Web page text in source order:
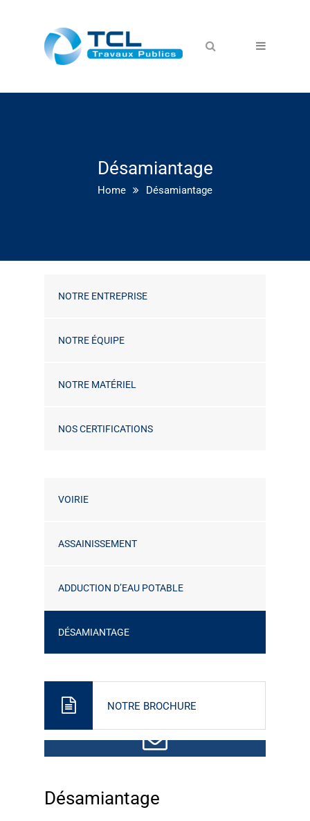
Désamiantage
Home Désamiantage
NOTRE ENTREPRISE
NOTRE ÉQUIPE
NOTRE MATÉRIEL
NOS CERTIFICATIONS
VOIRIE
ASSAINISSEMENT
ADDUCTION D’EAU POTABLE
DÉSAMIANTAGE
NOTRE BROCHURE
Désamiantage